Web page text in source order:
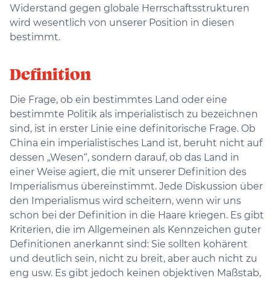
Widerstand gegen globale Herrschaftsstrukturen
wird wesentlich von unserer Position in diesen
bestimmt.
Definition
Die Frage, ob ein bestimmtes Land oder eine
bestimmte Politik als imperialistisch zu bezeichnen
sind, ist in erster Linie eine definitorische Frage. Ob
China ein imperialistisches Land ist, beruht nicht auf
dessen „Wesen“, sondern darauf, ob das Land in
einer Weise agiert, die mit unserer Definition des
Imperialismus übereinstimmt. Jede Diskussion über
den Imperialismus wird scheitern, wenn wir uns
schon bei der Definition in die Haare kriegen. Es gibt
Kriterien, die im Allgemeinen als Kennzeichen guter
Definitionen anerkannt sind: Sie sollten kohärent
und deutlich sein, nicht zu breit, aber auch nicht zu
eng usw. Es gibt jedoch keinen objektiven Maßstab,